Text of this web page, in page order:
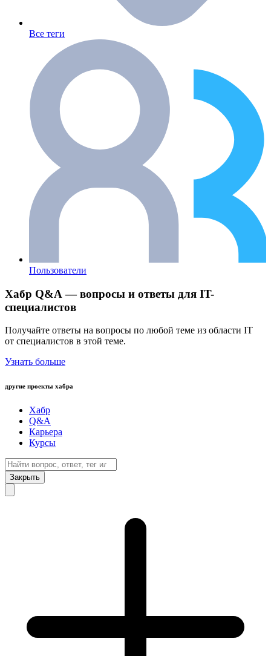
Все теги
Пользователи
Хабр Q&A — вопросы и ответы для IT-
специалистов
Получайте ответы на вопросы по любой теме из области IT
от специалистов в этой теме.
Узнать больше
другие проекты хабра
Хабр
Q&A
Карьера
Курсы
Закрыть